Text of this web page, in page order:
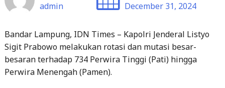
admin
December 31, 2024
Bandar Lampung, IDN Times – Kapolri Jenderal Listyo
Sigit Prabowo melakukan rotasi dan mutasi besar-
besaran terhadap 734 Perwira Tinggi (Pati) hingga
Perwira Menengah (Pamen).